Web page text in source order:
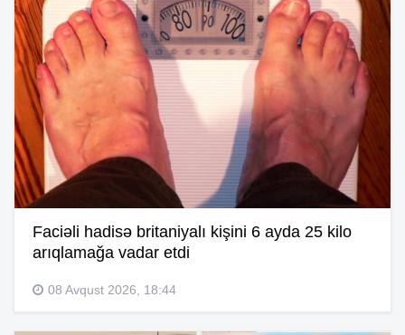
Faciəli hadisə britaniyalı kişini 6 ayda 25 kilo
arıqlamağa vadar etdi
08 Avqust 2026, 18:44